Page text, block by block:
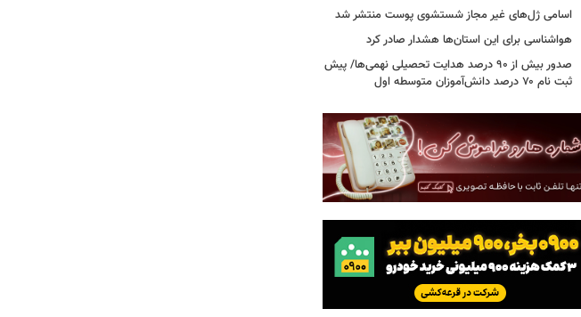
اسامی ژل‌های غیر مجاز شستشوی پوست منتشر شد
هواشناسی برای این استان‌ها هشدار صادر کرد
صدور بیش از ۹۰ درصد هدایت تحصیلی نهمی‌ها/ پیش
ثبت نام ۷۰ درصد دانش‌آموزان متوسطه اول